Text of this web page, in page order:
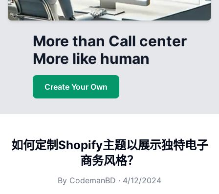
More than Call center
More like human
Create Your Own
如何定制Shopify主题以展示独特电子
商务风格？
By CodemanBD · 4/12/2024